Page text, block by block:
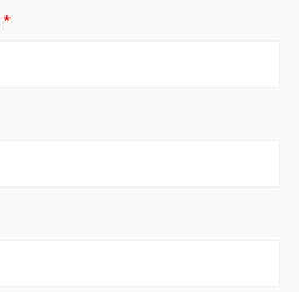
*